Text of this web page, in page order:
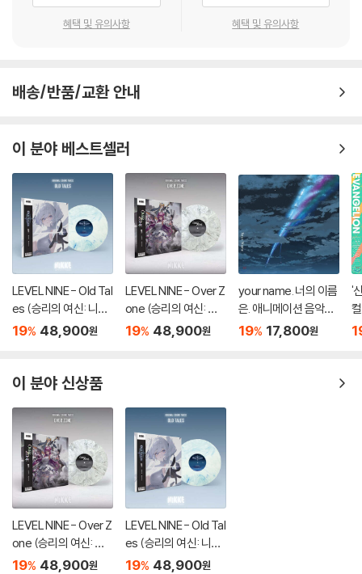
혜택 및 유의사항 혜택 및 유의사항
배송/반품/교환 안내
이 분야 베스트셀러
LEVEL NINE - Old Tal
es (승리의 여신: 니케
OST) [마블 컬러 LP]
19% 48,900원
LEVEL NINE - Over Z
one (승리의 여신: 니
케 OST) [마블 컬러 L
19% 48,900원
your name. 너의 이름
은. 애니메이션 음악
(君の名は。OST by
19% 17,800원
'
이 분야 신상품
LEVEL NINE - Over Z
one (승리의 여신: 니
케 OST) [마블 컬러 L
19% 48,900원
LEVEL NINE - Old Tal
es (승리의 여신: 니케
OST) [마블 컬러 LP]
19% 48,900원